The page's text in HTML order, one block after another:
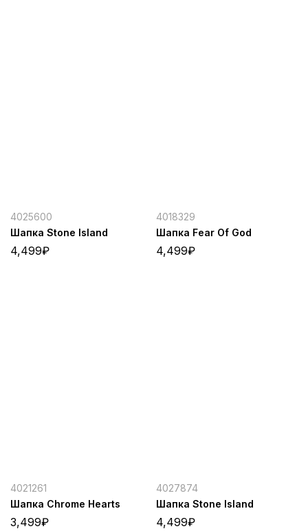
4025600
Шапка Stone Island
4,499₽
4018329
Шапка Fear Of God
4,499₽
4021261
Шапка Chrome Hearts
3,499₽
4027874
Шапка Stone Island
4,499₽